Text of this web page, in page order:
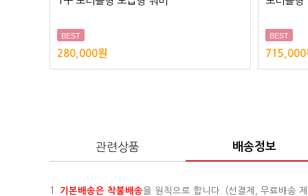
BEST
280,000원
BEST
715,000
관련상품 배송정보
1. 기본배송은 착불배송을 원칙으로 합니다. (선결제, 무료배송